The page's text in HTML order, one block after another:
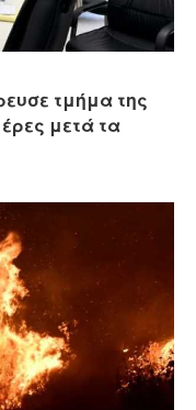
τμήμα της
μετά τα